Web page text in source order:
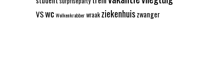
VSwc Wolkenkrabberwraak ziekenhuiszwanger